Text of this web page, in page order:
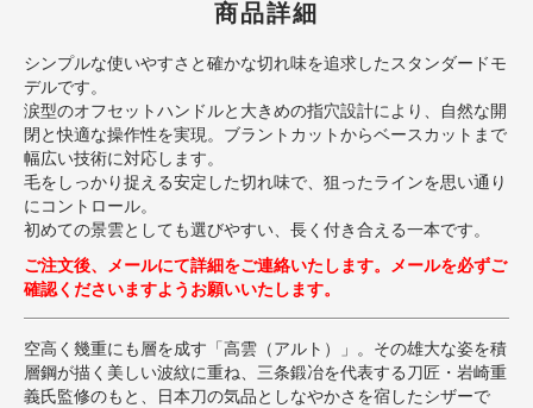
商品詳細
シンプルな使いやすさと確かな切れ味を追求したスタンダードモ
デルです。
涙型のオフセットハンドルと大きめの指穴設計により、自然な開
閉と快適な操作性を実現。ブラントカットからベースカットまで
幅広い技術に対応します。
毛をしっかり捉える安定した切れ味で、狙ったラインを思い通り
にコントロール。
初めての景雲としても選びやすい、長く付き合える一本です。
ご注文後、メールにて詳細をご連絡いたします。メールを必ずご
確認くださいますようお願いいたします。
空高く幾重にも層を成す「高雲（アルト）」。その雄大な姿を積
層鋼が描く美しい波紋に重ね、三条鍛冶を代表する刀匠・岩崎重
義氏監修のもと、日本刀の気品としなやかさを宿したシザーで